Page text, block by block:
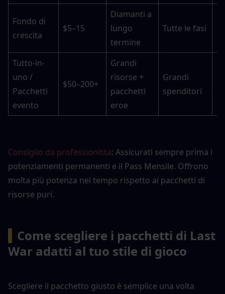
Fondo di
crescita
$5–15
Diamanti a
lungo
termine
Tutte le fasi
Tutto-in-
uno /
Pacchetti
evento
$50–200+
Grandi
risorse +
pacchetti
eroe
Grandi
spenditori
Consiglio da professionista: Assicurati sempre prima i
potenziamenti permanenti e il Pass Mensile. Offrono
molta più potenza nel tempo rispetto ai pacchetti di
risorse puri.
Come scegliere i pacchetti di Last
War adatti al tuo stile di gioco
Scegliere il pacchetto giusto è semplice una volta